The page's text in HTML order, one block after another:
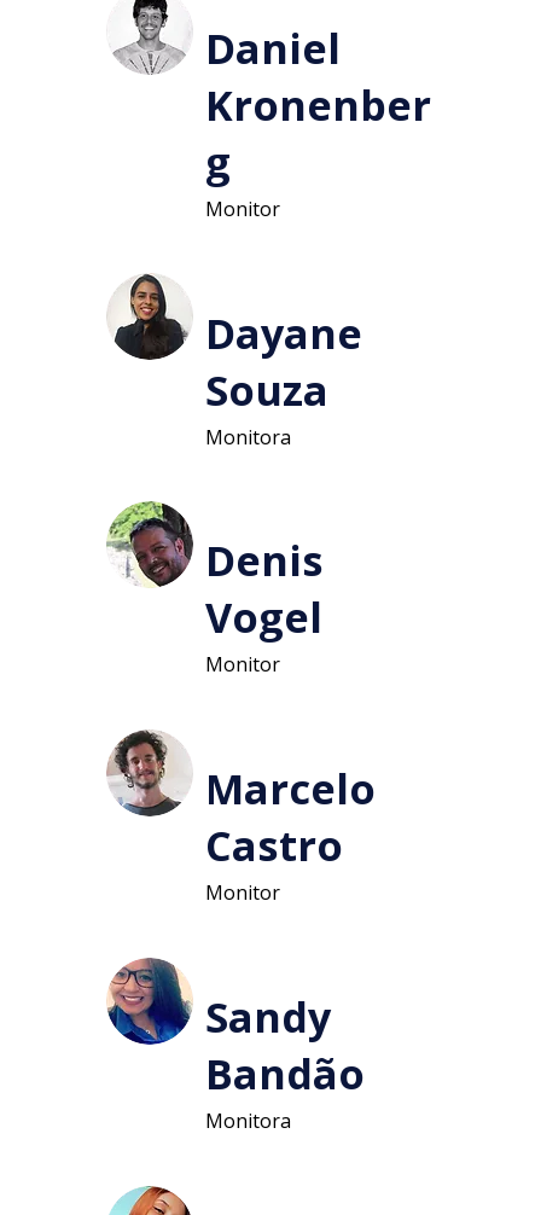
Daniel
Kronenber
g
Monitor
Dayane
Souza
Monitora
Denis
Vogel
Monitor
Marcelo
Castro
Monitor
Sandy
Bandão
Monitora